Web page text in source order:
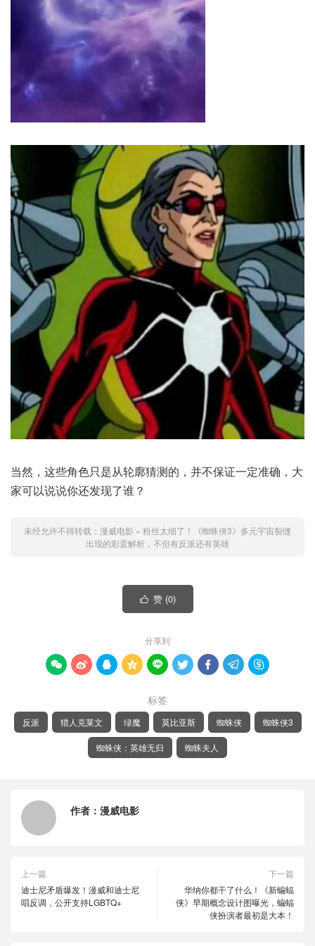
当然，这些角色只是从轮廓猜测的，并不保证一定准确，大
家可以说说你还发现了谁？
未经允许不得转载： 漫威电影 » 粉丝太细了！《蜘蛛侠3》多元宇宙裂缝
出现的彩蛋解析，不但有反派还有英雄
 赞 (0)
分享到
        
标签
反派 猎人克莱文 绿魔 莫比亚斯 蜘蛛侠 蜘蛛侠3
蜘蛛侠：英雄无归 蜘蛛夫人
作者： 漫威电影
上一篇
迪士尼矛盾爆发！漫威和迪士尼
唱反调，公开支持LGBTQ+
下一篇
华纳你都干了什么！《新蝙蝠
侠》早期概念设计图曝光，蝙蝠
侠扮演者最初是大本！